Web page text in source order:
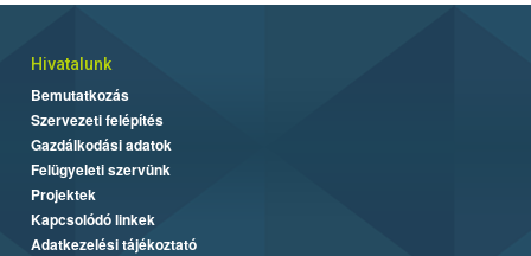
Hivatalunk
Bemutatkozás
Szervezeti felépítés
Gazdálkodási adatok
Felügyeleti szervünk
Projektek
Kapcsolódó linkek
Adatkezelési tájékoztató